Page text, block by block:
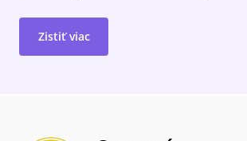
Zistiť viac